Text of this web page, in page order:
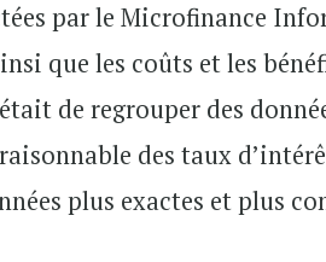
par le Microfinance
que les coûts et les
de regrouper des
des taux
plus exactes et plus